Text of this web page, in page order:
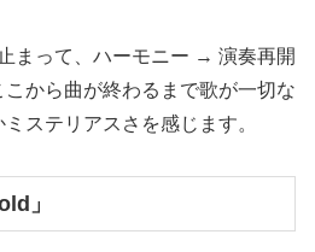
まって、ハーモニー → 演奏再開
から曲が終わるまで歌が一切な
ステリアスさを感じます。
」